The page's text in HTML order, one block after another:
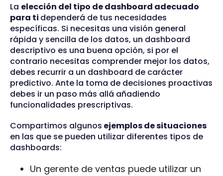
La elección del tipo de dashboard adecuado
para ti dependerá de tus necesidades
específicas. Si necesitas una visión general
rápida y sencilla de los datos, un dashboard
descriptivo es una buena opción, si por el
contrario necesitas comprender mejor los datos,
debes recurrir a un dashboard de carácter
predictivo. Ante la toma de decisiones proactivas
debes ir un paso más allá añadiendo
funcionalidades prescriptivas.
Compartimos algunos ejemplos de situaciones
en las que se pueden utilizar diferentes tipos de
dashboards:
Un gerente de ventas puede utilizar un